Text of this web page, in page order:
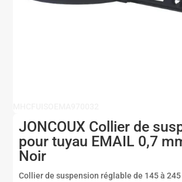
JONCOUX Collier de
pour tuyau EMAIL 0,7
Noir
Collier de suspension réglable de 145 à